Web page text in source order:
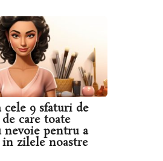
cele 9 sfaturi de
care toate
nevoie pentru a
zilele noastre